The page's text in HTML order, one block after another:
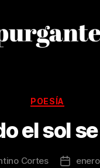
Categorías
POESÍA
el sol
Cortes
Fecha